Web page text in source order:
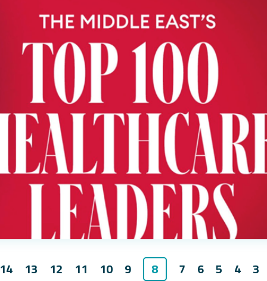
3
4
5
6
7
8
9
10
11
12
13